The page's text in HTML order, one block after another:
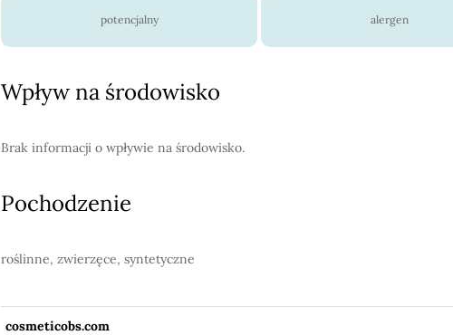
potencjalny alergen
Wpływ na środowisko
Brak informacji o wpływie na środowisko.
Pochodzenie
roślinne, zwierzęce, syntetyczne
cosmeticobs.com